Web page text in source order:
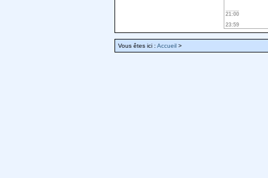
21:00
23:59
Vous êtes ici : Accueil >